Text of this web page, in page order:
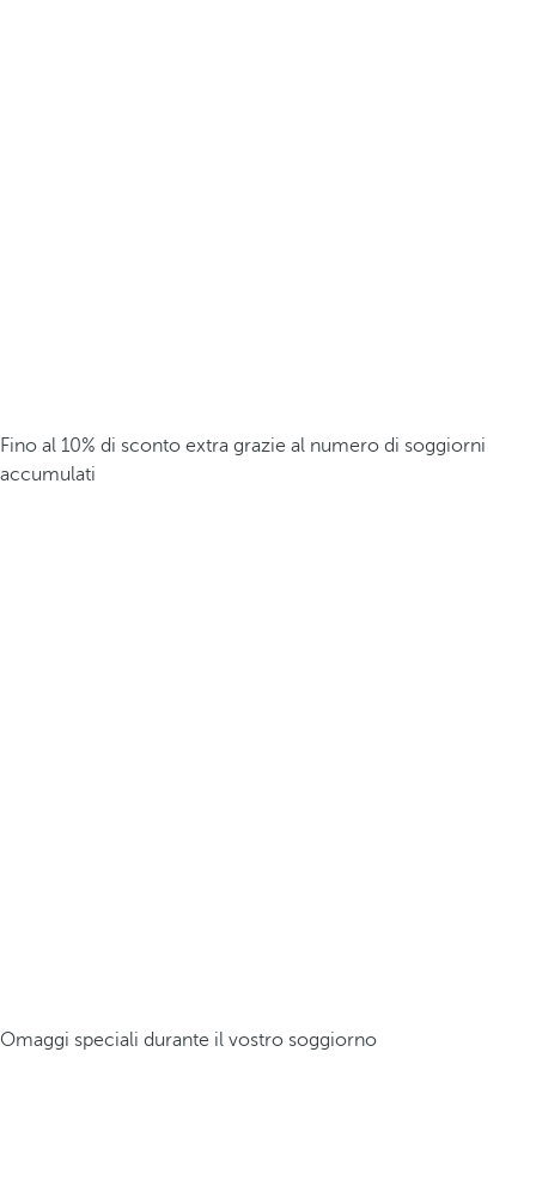
Fino al 10% di sconto extra grazie al numero di soggiorni
accumulati
Omaggi speciali durante il vostro soggiorno